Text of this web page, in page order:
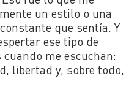
un estilo o una
que sentía. Y
ese tipo de
me escuchan:
libertad y, sobre todo,